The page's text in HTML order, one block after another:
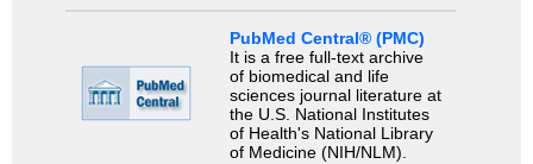
PubMed Central® (PMC)
It is a free full-text archive
of biomedical and life
sciences journal literature at
the U.S. National Institutes
of Health's National Library
of Medicine (NIH/NLM).